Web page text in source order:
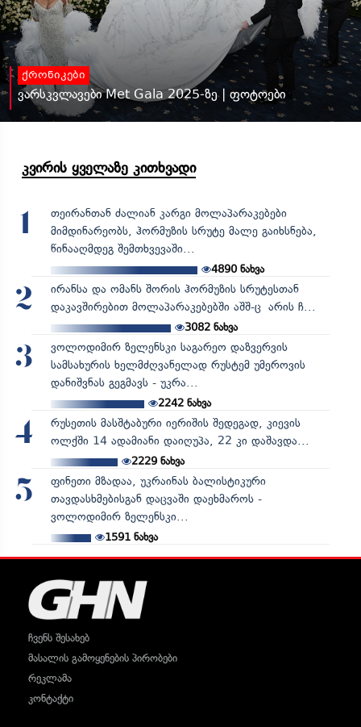
ქრონიკები
ვარსკვლავები Met Gala 2025-ზე | ფოტოები
კვირის ყველაზე კითხვადი
1
თეირანთან ძალიან კარგი მოლაპარაკებები
მიმდინარეობს, ჰორმუზის სრუტე მალე გაიხსნება,
წინააღმდეგ შემთხვევაში...
4890ნახვა
2
ირანსა და ომანს შორის ჰორმუზის სრუტესთან
დაკავშირებით მოლაპარაკებებში აშშ-ც არის ჩ...
3082ნახვა
3
ვოლოდიმირ ზელენსკი საგარეო დაზვერვის
სამსახურის ხელმძღვანელად რუსტემ უმეროვის
დანიშვნას გეგმავს - უკრა...
2242ნახვა
4
რუსეთის მასშტაბური იერიშის შედეგად, კიევის
ოლქში 14 ადამიანი დაიღუპა, 22 კი დაშავდა...
2229ნახვა
5
ფინეთი მზადაა, უკრაინას ბალისტიკური
თავდასხმებისგან დაცვაში დაეხმაროს -
ვოლოდიმირ ზელენსკი...
1591ნახვა
ჩვენს შესახებ
მასალის გამოყენების პირობები
რეკლამა
კონტაქტი